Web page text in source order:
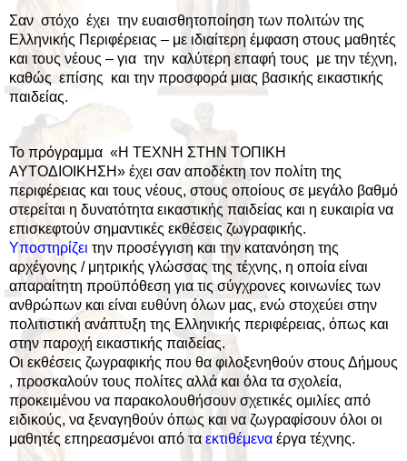
Σαν στόχο έχει την ευαισθητοποίηση των πολιτών της
Ελληνικής Περιφέρειας – με ιδιαίτερη έμφαση στους μαθητές
και τους νέους – για την καλύτερη επαφή τους με την τέχνη,
καθώς επίσης και την προσφορά μιας βασικής εικαστικής
παιδείας.
Το πρόγραμμα «Η ΤΕΧΝΗ ΣΤΗΝ ΤΟΠΙΚΗ
ΑΥΤΟΔΙΟΙΚΗΣΗ» έχει σαν αποδέκτη τον πολίτη της
περιφέρειας και τους νέους, στους οποίους σε μεγάλο βαθμό
στερείται η δυνατότητα εικαστικής παιδείας και η ευκαιρία να
επισκεφτούν σημαντικές εκθέσεις ζωγραφικής.
Υποστηρίζει την προσέγγιση και την κατανόηση της
αρχέγονης / μητρικής γλώσσας της τέχνης, η οποία είναι
απαραίτητη προϋπόθεση για τις σύγχρονες κοινωνίες των
ανθρώπων και είναι ευθύνη όλων μας, ενώ στοχεύει στην
πολιτιστική ανάπτυξη της Ελληνικής περιφέρειας, όπως και
στην παροχή εικαστικής παιδείας.
Οι εκθέσεις ζωγραφικής που θα φιλοξενηθούν στους Δήμους
, προσκαλούν τους πολίτες αλλά και όλα τα σχολεία,
προκειμένου να παρακολουθήσουν σχετικές ομιλίες από
ειδικούς, να ξεναγηθούν όπως και να ζωγραφίσουν όλοι οι
μαθητές επηρεασμένοι από τα εκτιθέμενα έργα τέχνης.